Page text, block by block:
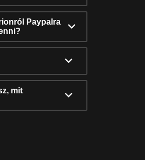
Paypalra
mit